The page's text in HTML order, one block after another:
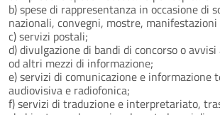
b) spese di rappresentanza in occasione di
nazionali, convegni, mostre,
c) servizi postali;
d) divulgazione di bandi di concorso o
od altri mezzi di informazione;
e) servizi di comunicazione e informazione
audiovisiva e radiofonica;
f) servizi di traduzione e interpretariato,